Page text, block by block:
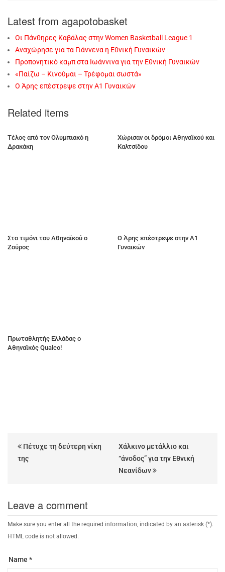
Latest from agapotobasket
Οι Πάνθηρες Καβάλας στην Women Basketball League 1
Αναχώρησε για τα Γιάννενα η Εθνική Γυναικών
Προπονητικό καμπ στα Ιωάννινα για την Εθνική Γυναικών
«Παίζω – Κινούμαι – Τρέφομαι σωστά»
Ο Άρης επέστρεψε στην Α1 Γυναικών
Related items
Τέλος από τον Ολυμπιακό η
Δρακάκη
Χώρισαν οι δρόμοι Αθηναϊκού και
Καλτσίδου
Στο τιμόνι του Αθηναϊκού ο
Ζούρος
Ο Άρης επέστρεψε στην Α1
Γυναικών
Πρωταθλητής Ελλάδας ο
Αθηναϊκός Qualco!
Πέτυχε τη δεύτερη νίκη
της
Χάλκινο μετάλλιο και
“άνοδος” για την Εθνική
Νεανίδων
Leave a comment
Make sure you enter all the required information, indicated by an asterisk (*).
HTML code is not allowed.
Name *